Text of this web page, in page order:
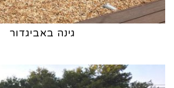
גינה באביגדור